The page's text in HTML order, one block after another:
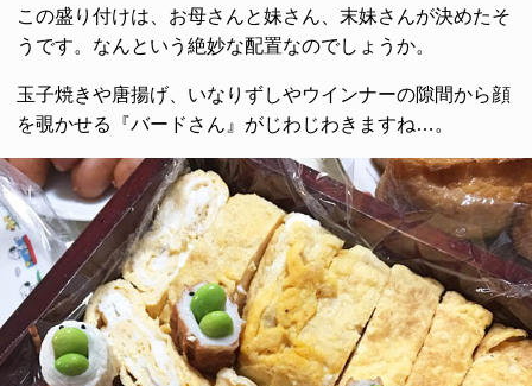
この盛り付けは、お母さんと妹さん、末妹さんが決めたそ
うです。なんという絶妙な配置なのでしょうか。
玉子焼きや唐揚げ、いなりずしやウインナーの隙間から顔
を覗かせる『バードさん』がじわじわきますね…。